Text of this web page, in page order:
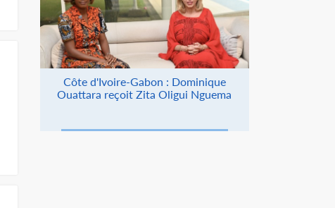
Côte d'Ivoire-Gabon : Dominique
Ouattara reçoit Zita Oligui Nguema